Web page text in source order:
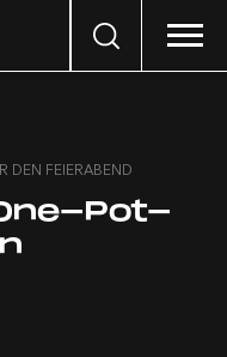
Search
DEN FEIERABEND
Pot-